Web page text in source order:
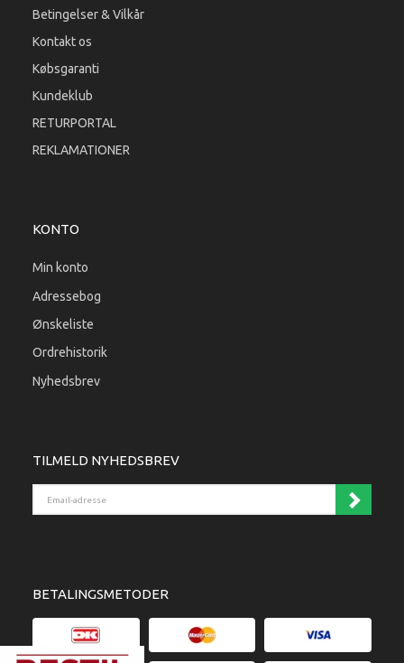
Betingelser & Vilkår
Kontakt os
Købsgaranti
Kundeklub
RETURPORTAL
REKLAMATIONER
KONTO
Min konto
Adressebog
Ønskeliste
Ordrehistorik
Nyhedsbrev
TILMELD NYHEDSBREV
BETALINGSMETODER